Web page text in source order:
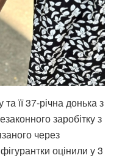
її 37-річна донька з
заробітку з
через
оцінили у 3